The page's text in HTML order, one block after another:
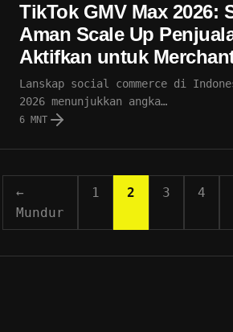
TikTok GMV Max 2026:
Aman Scale Up
Aktifkan untuk
Lanskap social commerce di
2026 menunjukkan angka…
6 MNT
←
Mundur
1 2 3 4